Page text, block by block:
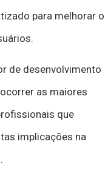
para melhorar o
de desenvolvimento
as maiores
que
implicações na